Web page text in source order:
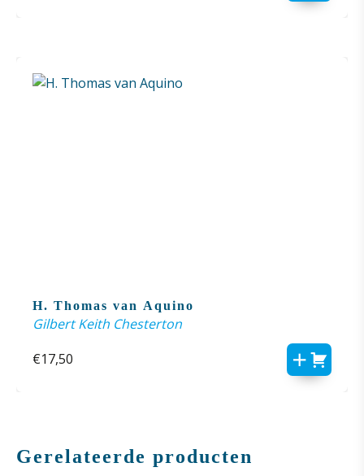
H. Thomas van Aquino
Gilbert Keith Chesterton
€17,50
Gerelateerde producten